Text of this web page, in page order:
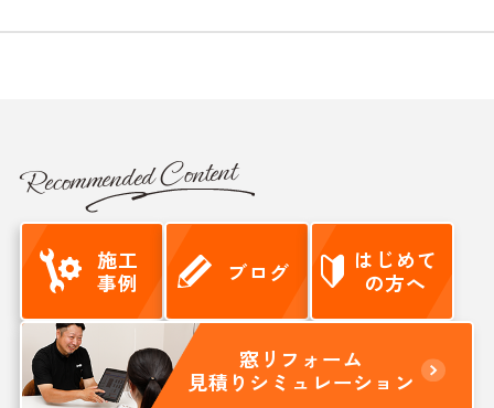
Recommended Content
施工
事例
ブログ
はじめて
の方へ
窓リフォーム
見積りシミュレーション